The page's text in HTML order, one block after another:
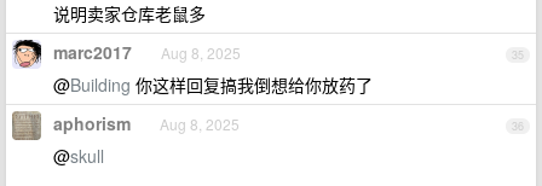
说明卖家仓库老鼠多
35
marc2017 Aug 8, 2025
@Building 你这样回复搞我倒想给你放药了
36
aphorism Aug 8, 2025
@skull